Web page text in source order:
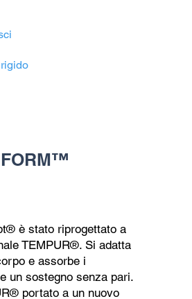
è stato riprogettato a
TEMPUR®. Si adatta
e assorbe i
un sostegno senza pari.
portato a un nuovo